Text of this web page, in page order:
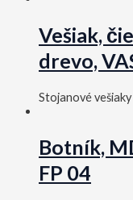
Vešiak,
drevo,
Stojanové vešiaky
Botník,
FP 04